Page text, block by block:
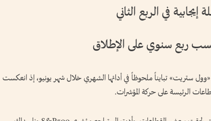
في الربع الثاني
ربع سنوي على الإطلاق
ستريت» تبايناً ملحوظاً في أدائها الشهري خلال شهر يونيو، إذ انعكست
الرئيسة على حركة المؤشرات.